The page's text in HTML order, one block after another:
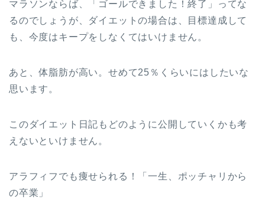
マラソンならば、「 ゴールできました！終了」ってな
るのでしょうが、ダイエットの場合は、目標達成して
も、今度はキープをしなくてはいけません。
あと、体脂肪が高い。せめて25％くらいにはしたいな
思います。
このダイエット日記もどのように公開していくかも考
えないといけません。
アラフィフでも痩せられる！「一生、ポッチャリから
の卒業」